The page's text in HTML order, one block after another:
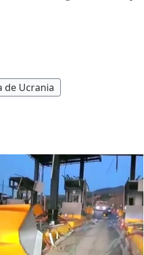
de Ucrania